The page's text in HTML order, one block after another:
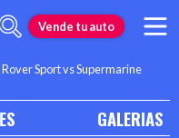
Vende tu auto
Sport vs Supermarine
GALERIAS